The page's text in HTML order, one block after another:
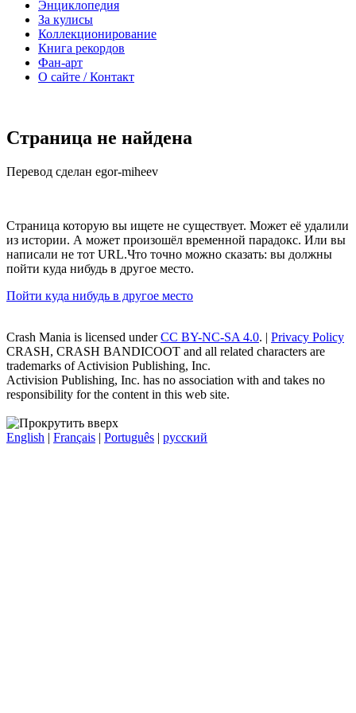
Энциклопедия
За кулисы
Коллекционирование
Книга рекордов
Фан-арт
О сайте / Контакт
Страница не найдена
Перевод сделан egor-miheev
Страница которую вы ищете не существует. Может её удалили
из истории. А может произошёл временной парадокс. Или вы
написали не тот URL.Что точно можно сказать: вы должны
пойти куда нибудь в другое место.
Пойти куда нибудь в другое место
Crash Mania is licensed underCC BY-NC-SA 4.0. | Privacy Policy
CRASH, CRASH BANDICOOT and all related characters are
trademarks of Activision Publishing, Inc.
Activision Publishing, Inc. has no association with and takes no
responsibility for the content in this web site.
English | Français | Português | русский